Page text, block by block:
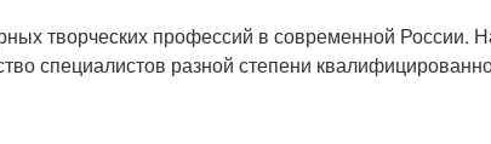
творческих профессий в современной России.
специалистов разной степени